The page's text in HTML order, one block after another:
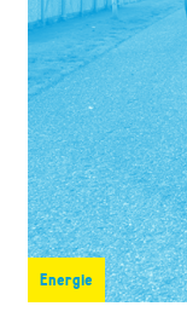
Energie